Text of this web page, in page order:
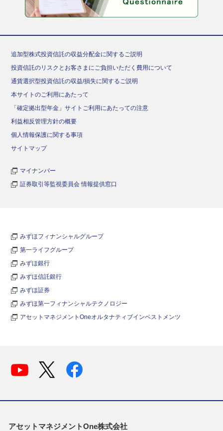
追加型株式投資信託の収益分配金に関するご説明
投資信託のリスクとお客さまにご負担いただく費用について
通貨選択型投資信託の収益/損失に関するご説明
本サイトのご利用にあたって
「確定拠出型年金」サイトご利用にあたっての注意
利益相反管理方針の概要
個人情報保護に関する事項
サイトマップ
マイナンバー
証券取引等監視委員会 情報提供窓口
みずほフィナンシャルグループ
第一ライフグループ
みずほ銀行
みずほ信託銀行
みずほ証券
みずほ第一フィナンシャルテクノロジー
アセットマネジメントOneオルタナティブインベストメンツ
アセットマネジメントOne株式会社